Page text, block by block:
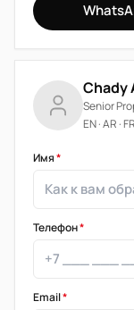
Chady
Senior
EN · AR ·
Имя*
Телефон*
Email*